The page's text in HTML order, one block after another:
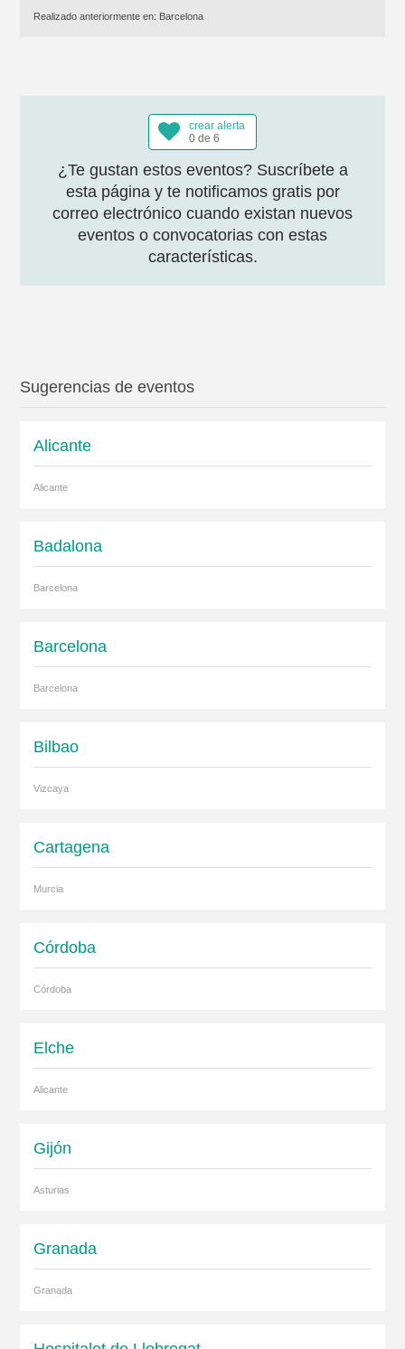
Realizado anteriormente en: Barcelona
crear alerta
0 de 6
¿Te gustan estos eventos? Suscríbete a
esta página y te notificamos gratis por
correo electrónico cuando existan nuevos
eventos o convocatorias con estas
características.
Sugerencias de eventos
Alicante
Alicante
Badalona
Barcelona
Barcelona
Barcelona
Bilbao
Vizcaya
Cartagena
Murcia
Córdoba
Córdoba
Elche
Alicante
Gijón
Asturias
Granada
Granada